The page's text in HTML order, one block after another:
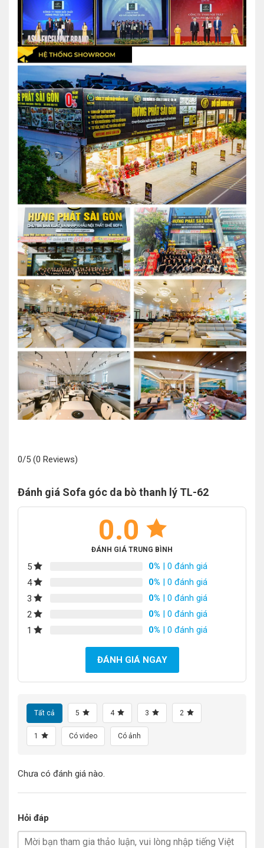
0/5 (0 Reviews)
Đánh giá Sofa góc da bò thanh lý TL-62
0.0
ĐÁNH GIÁ TRUNG BÌNH
5 0% | 0 đánh giá
4
0% | 0 đánh giá
3
0% | 0 đánh giá
2
0% | 0 đánh giá
1
0% | 0 đánh giá
ĐÁNH GIÁ NGAY
Tất cả 5 4 3 2
1 Có video Có ảnh
Chưa có đánh giá nào.
Hỏi đáp